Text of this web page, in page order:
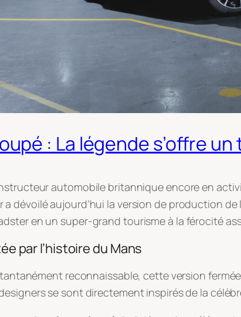
: La légende s’offre
automobile britannique encore en
a dévoilé aujourd’hui la version de production
en un super-grand tourisme à la férocité
par l’histoire du Mans
reconnaissable, cette version
se sont directement inspirés de la